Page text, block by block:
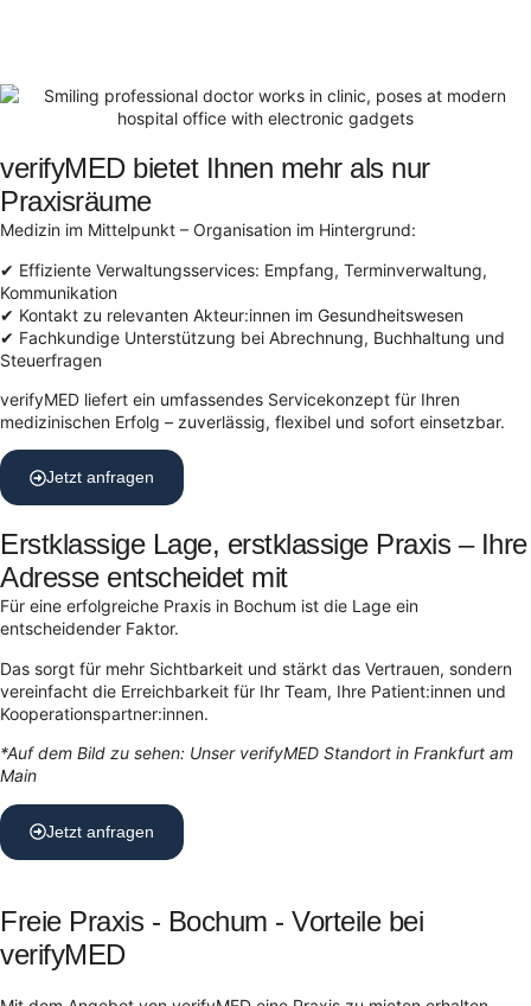
verifyMED bietet Ihnen mehr als nur
Praxisräume
Medizin im Mittelpunkt – Organisation im Hintergrund:
✔ Effiziente Verwaltungsservices: Empfang, Terminverwaltung,
Kommunikation
✔ Kontakt zu relevanten Akteur:innen im Gesundheitswesen
✔ Fachkundige Unterstützung bei Abrechnung, Buchhaltung und
Steuerfragen
verifyMED liefert ein umfassendes Servicekonzept für Ihren
medizinischen Erfolg – zuverlässig, flexibel und sofort einsetzbar.
Jetzt anfragen
Erstklassige Lage, erstklassige Praxis – Ihre
Adresse entscheidet mit
Für eine erfolgreiche Praxis in Bochum ist die Lage ein
entscheidender Faktor.
Das sorgt für mehr Sichtbarkeit und stärkt das Vertrauen, sondern
vereinfacht die Erreichbarkeit für Ihr Team, Ihre Patient:innen und
Kooperationspartner:innen.
*Auf dem Bild zu sehen: Unser verifyMED Standort in Frankfurt am
Main
Jetzt anfragen
Freie Praxis - Bochum - Vorteile bei
verifyMED